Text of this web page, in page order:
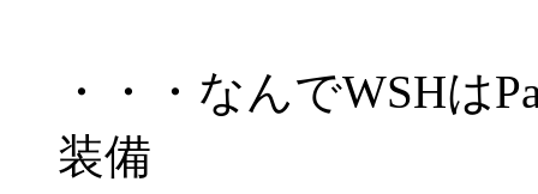
・・・なんでWSHは
装備